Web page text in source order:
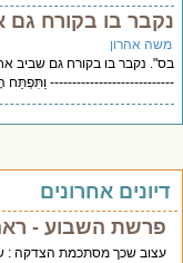
בו בקורח גם
אהרון
נקבר בו בקורח גם שביב
וַתִּפְתַּח
אחרונים
פרשת השבוע - ראה
עצוב שכך מסתכמת הצדקה :